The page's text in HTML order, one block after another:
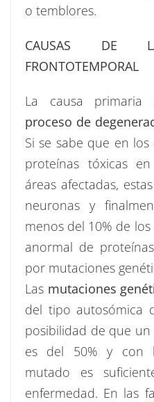
o temblores.
CAUSAS DE LA
FRONTOTEMPORAL
La causa primaria
proceso de
Si se sabe que en
proteínas tóxicas
áreas afectadas,
neuronas y
menos del 10% de
anormal de
por mutaciones
Las mutaciones
del tipo autosómica
posibilidad de que
es del 50% y con
mutado es
enfermedad. En las